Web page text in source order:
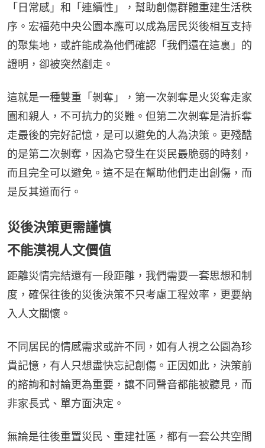
「日常感」和「連續性」，幫助創傷群體重建生活秩
序。宏福苑中央公園本應可以成為居民災後相互支持
的聚集地，或許能成為他們確認「我們還在這裏」的
證明，卻被突然剷走。
這就是一種雙重「剝奪」，第一次剝奪是火災奪走家
園和親人，不可抗力的災難。但第二次剝奪是清拆奪
走最後的完好記憶，是可以避免的人為決策。更殘酷
的是第二次剝奪，因為它發生在災民最脆弱的時刻，
而且完全可以避免。這不是在幫助他們走出創傷，而
是反其道而行。
災後決策更需謹慎
不能漠視人文價值
距離災情完結還有一段距離，我們需要一套思想和制
度，確保往後的災後決策不只考慮工程效率，更要納
入人文關懷。
不同居民的情感需求或許不同，如有人視之公園為珍
貴記憶，有人只想盡快忘記創傷。正因如此，決策前
的諮詢和討論更為重要，讓不同聲音都能被聽見，而
非家長式、單方面決定。
無論是往後重置災民、重建社區，都有一套公共空間